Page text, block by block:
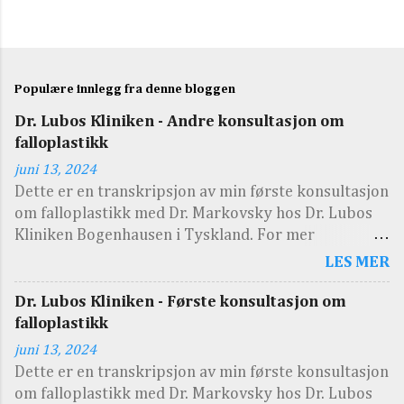
Populære innlegg fra denne bloggen
Dr. Lubos Kliniken - Andre konsultasjon om
falloplastikk
juni 13, 2024
Dette er en transkripsjon av min første konsultasjon
om falloplastikk med Dr. Markovsky hos Dr. Lubos
Kliniken Bogenhausen i Tyskland. For mer
informasjon om klinikken, se Nedre kirurgi: Del 5 -
De tyske klinikkene Transkripsjonen er på engelsk.
Under konsultasjonen ble det vist noen visuelle
eksempler i form av bilder og/eller tegning på ark.
Dette kommer dessverre ikke frem i
transkripsjonen. Unødvendige ord og setninger har
blitt fjernet i etterkant. Her er lenker til alle
LES MER
Dr. Lubos Kliniken - Første konsultasjon om
falloplastikk
juni 13, 2024
Dette er en transkripsjon av min første konsultasjon
om falloplastikk med Dr. Markovsky hos Dr. Lubos